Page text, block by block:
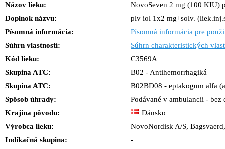
Názov lieku:
NovoSeven 2 mg (100 KIU)
Doplnok názvu:
plv iol 1x2 mg+solv.
Písomná informácia:
Písomná informácia pre
Súhrn vlastností:
Súhrn charakteristických
Kód lieku:
C3569A
Skupina ATC:
B02 - Antihemorrhagiká
Skupina ATC:
B02BD08 - eptakogum alfa
Spôsob úhrady:
Podávané v ambulancii - bez
Krajina pôvodu:
Dánsko
Výrobca lieku:
NovoNordisk A/S,
Indikačná skupina:
-